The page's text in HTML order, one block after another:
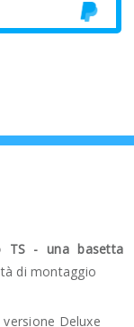
TS - una basetta
di montaggio